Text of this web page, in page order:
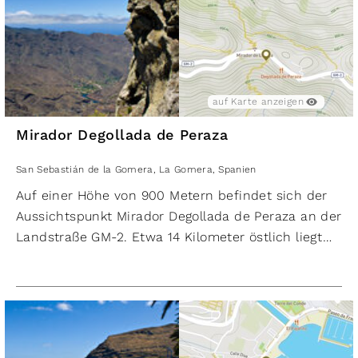
eines einzigartigen Ökosystems, das Charco del
Conde zu einem wissenschaftlich interessanten
Ort machte, welcher nun unter besonderem
Schutz steht. Der Bereich ist durch eine
Natursteinmole geschützt, deswegen ist Charco del
Conde für Familien mit Kindern geeignet.
auf Karte anzeigen
Mirador Degollada de Peraza
San Sebastián de la Gomera La Gomera Spanien
Auf einer Höhe von 900 Metern befindet sich der
Aussichtspunkt Mirador Degollada de Peraza an der
Landstraße GM-2. Etwa 14 Kilometer östlich liegt
Blick auf die Schlucht Barranco de las Lajas im
Norden ist einen Besuch wert. An manchen Tagen
kann man von hier erleben, wie Passatwolken über